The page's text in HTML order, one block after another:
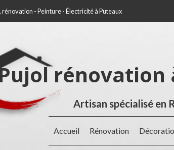
- Peinture - Électricité à Puteaux
rénovation
Artisan spécialisé en
Accueil Rénovation